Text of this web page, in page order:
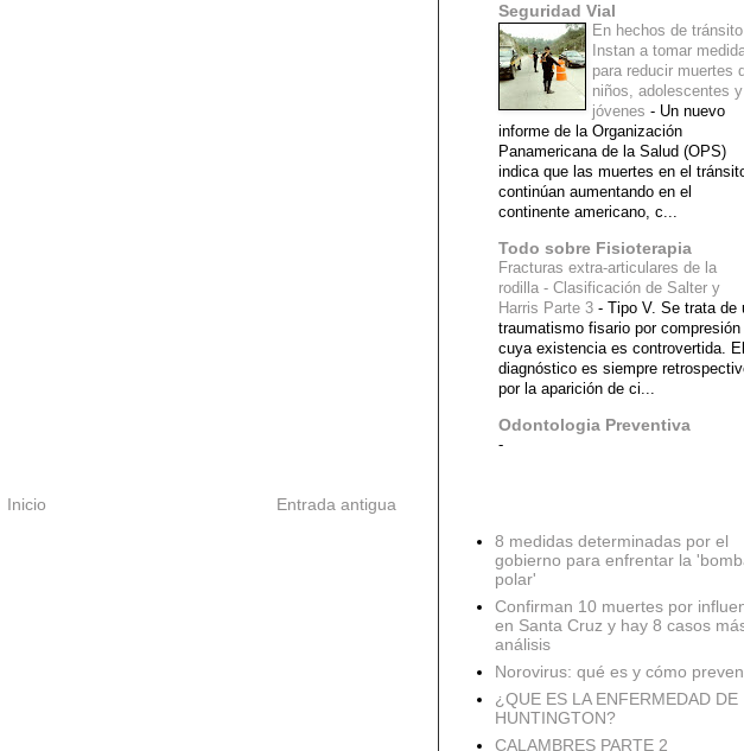
Entrada antigua
Inicio
Seguridad Vial
En hechos de tránsito
Instan a tomar
para reducir muertes
niños, adolescentes y
jóvenes - Un nuevo
informe de la Organización
Panamericana de la Salud (OPS)
indica que las muertes en el
continúan aumentando en el
continente americano, c...
Todo sobre Fisioterapia
Fracturas extra-articulares de la
rodilla - Clasificación de Salter y
Harris Parte 3 - Tipo V. Se trata de
traumatismo fisario por compresión
cuya existencia es controvertida. El
diagnóstico es siempre
por la aparición de ci...
Odontologia Preventiva
-
8 medidas determinadas por el
gobierno para enfrentar la
polar'
Confirman 10 muertes por
en Santa Cruz y hay 8 casos
análisis
Norovirus: qué es y cómo
¿QUE ES LA ENFERMEDAD DE
HUNTINGTON?
CALAMBRES PARTE 2